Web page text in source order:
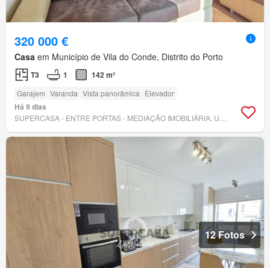
320 000 €
Casa em Município de Vila do Conde, Distrito do Porto
T3 1 142 m²
Garajem Varanda Vista panorâmica Elevador
Há 9 dias
12 Fotos